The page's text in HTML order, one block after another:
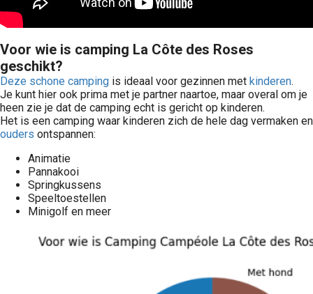
Voor wie is camping La Côte des Roses
geschikt?
Deze schone camping is ideaal voor gezinnen met kinderen.
Je kunt hier ook prima met je partner naartoe, maar overal om je
heen zie je dat de camping echt is gericht op kinderen.
Het is een camping waar kinderen zich de hele dag vermaken en
ouders ontspannen:
Animatie
Pannakooi
Springkussens
Speeltoestellen
Minigolf en meer